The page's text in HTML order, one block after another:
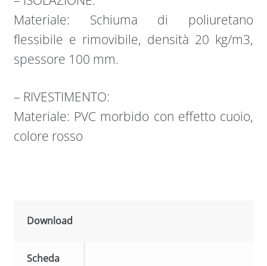
Materiale: Schiuma di poliuretano
flessibile e rimovibile, densità 20 kg/m3,
spessore 100 mm.
– RIVESTIMENTO:
Materiale: PVC morbido con effetto cuoio,
colore rosso
Download
Scheda